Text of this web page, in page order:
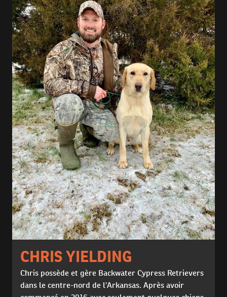
CHRIS YIELDING
Chris possède et gère Backwater Cypress Retrievers
dans le centre-nord de l'Arkansas. Après avoir